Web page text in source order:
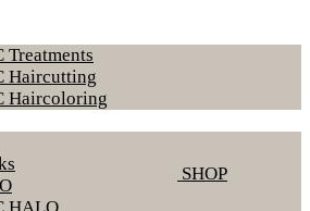
SHOP
Haircutting
Haircoloring